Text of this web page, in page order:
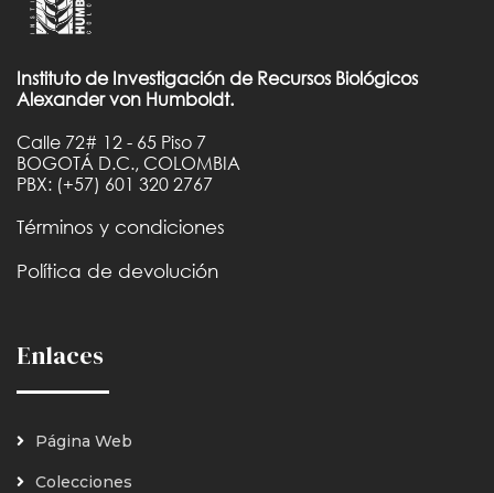
Instituto de Investigación de Recursos Biológicos
Alexander von Humboldt.
Calle 72# 12 - 65 Piso 7
BOGOTÁ D.C., COLOMBIA
PBX: (+57) 601 320 2767
Términos y condiciones
Política de devolución
Enlaces
Página Web
Colecciones